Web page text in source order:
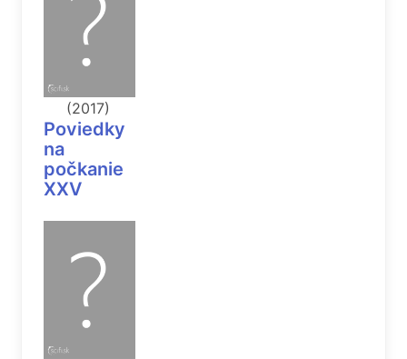
(2017)
Poviedky
na
počkanie
XXV